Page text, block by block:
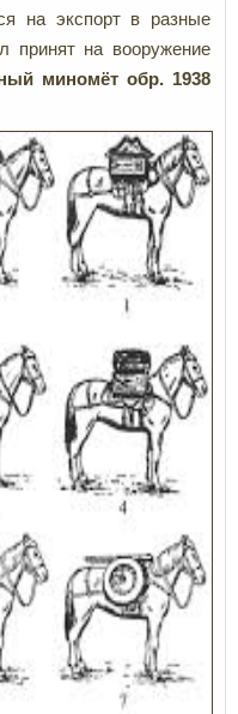
на экспорт в разные
принят на вооружение
миномёт обр. 1938